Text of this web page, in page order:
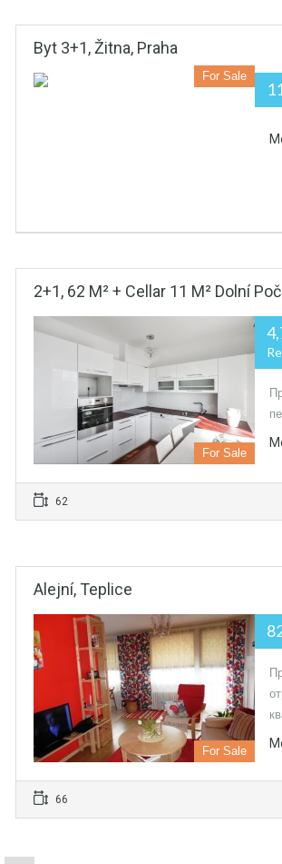
Byt 3+1, Žitna, Praha
For Sale
2+1, 62 M² + Cellar 11 M² Dolní
For Sale
62
Alejní, Teplice
For Sale
66